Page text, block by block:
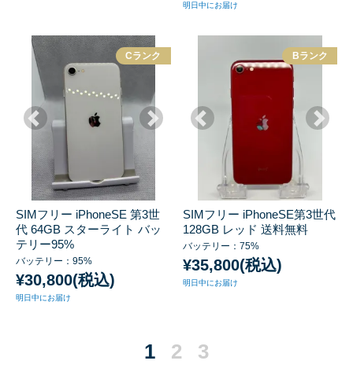
明日中にお届け
Cランク
SIMフリー iPhoneSE 第3世
代 64GB スターライト バッ
テリー95%
バッテリー：95%
¥30,800(税込)
明日中にお届け
Bランク
SIMフリー iPhoneSE第3世代
128GB レッド 送料無料
バッテリー：75%
¥35,800(税込)
明日中にお届け
1 2 3